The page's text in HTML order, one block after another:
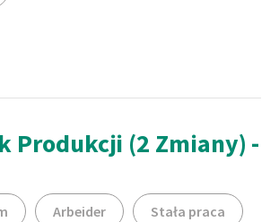
Produkcji (2 Zmiany) -
Arbeider Stała praca